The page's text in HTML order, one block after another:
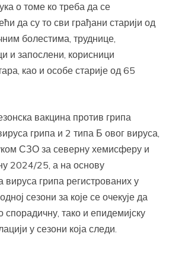
о томе ко треба да се
да су то сви грађани старији од
болестима, труднице,
и запослени, корисници
као и особе старије од 65
вакцина против грипа
грипа и 2 типа Б овог вируса,
СЗО за северну хемисферу и
2024/25, а на основу
грипа регистрованих у
сезони за које се очекује да
спорадичну, тако и епидемијску
у сезони која следи.